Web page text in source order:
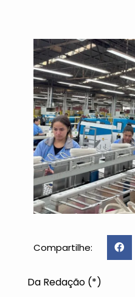
Compartilhe:
Da Redação (*)